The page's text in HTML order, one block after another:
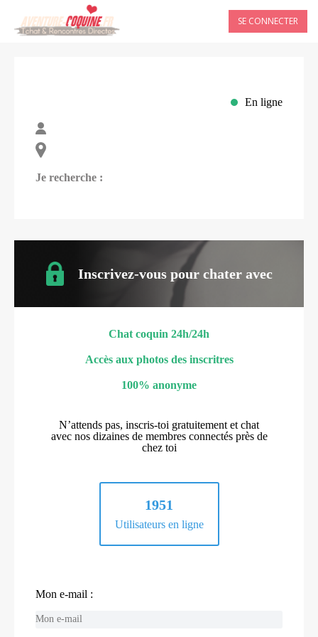
SE CONNECTER
En ligne
Je recherche :
Inscrivez-vous pour chater avec
Chat coquin 24h/24h
Accès aux photos des inscritres
100% anonyme
N’attends pas, inscris-toi gratuitement et chat
avec nos dizaines de membres connectés près de
chez toi
1951
Utilisateurs en ligne
Mon e-mail :